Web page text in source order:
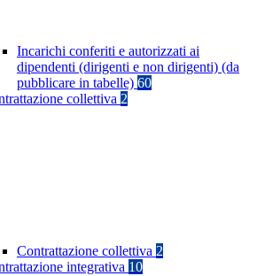
Incarichi conferiti e autorizzati ai
dipendenti (dirigenti e non dirigenti) (da
pubblicare in tabelle) 60
collettiva 2
Contrattazione collettiva 2
integrativa 10